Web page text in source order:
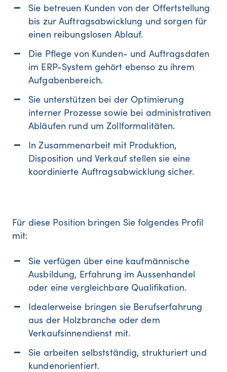
Sie betreuen Kunden von der Offertstellung
bis zur Auftragsabwicklung und sorgen für
einen reibungslosen Ablauf.
Die Pflege von Kunden- und Auftragsdaten
im ERP-System gehört ebenso zu ihrem
Aufgabenbereich.
Sie unterstützen bei der Optimierung
interner Prozesse sowie bei administrativen
Abläufen rund um Zollformalitäten.
In Zusammenarbeit mit Produktion,
Disposition und Verkauf stellen sie eine
koordinierte Auftragsabwicklung sicher.
Für diese Position bringen Sie folgendes Profil
mit:
Sie verfügen über eine kaufmännische
Ausbildung, Erfahrung im Aussenhandel
oder eine vergleichbare Qualifikation.
Idealerweise bringen sie Berufserfahrung
aus der Holzbranche oder dem
Verkaufsinnendienst mit.
Sie arbeiten selbstständig, strukturiert und
kundenorientiert.